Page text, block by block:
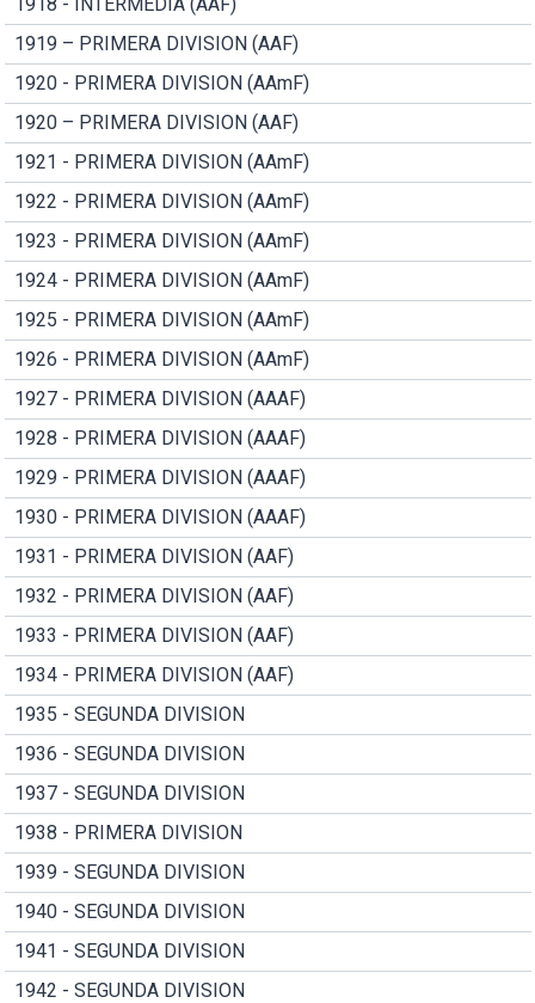
1919 – PRIMERA DIVISION (AAF)
1920 - PRIMERA DIVISION (AAmF)
1920 – PRIMERA DIVISION (AAF)
1921 - PRIMERA DIVISION (AAmF)
1922 - PRIMERA DIVISION (AAmF)
1923 - PRIMERA DIVISION (AAmF)
1924 - PRIMERA DIVISION (AAmF)
1925 - PRIMERA DIVISION (AAmF)
1926 - PRIMERA DIVISION (AAmF)
1927 - PRIMERA DIVISION (AAAF)
1928 - PRIMERA DIVISION (AAAF)
1929 - PRIMERA DIVISION (AAAF)
1930 - PRIMERA DIVISION (AAAF)
1931 - PRIMERA DIVISION (AAF)
1932 - PRIMERA DIVISION (AAF)
1933 - PRIMERA DIVISION (AAF)
1934 - PRIMERA DIVISION (AAF)
1935 - SEGUNDA DIVISION
1936 - SEGUNDA DIVISION
1937 - SEGUNDA DIVISION
1938 - PRIMERA DIVISION
1939 - SEGUNDA DIVISION
1940 - SEGUNDA DIVISION
1941 - SEGUNDA DIVISION
1942 - SEGUNDA DIVISION